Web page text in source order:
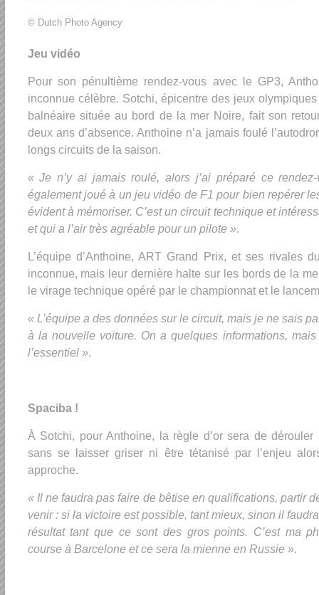
© Dutch Photo Agency
Jeu vidéo
Pour son pénultième rendez-vous avec le GP3,
inconnue célèbre. Sotchi, épicentre des jeux
balnéaire située au bord de la mer Noire, fait son
deux ans d’absence. Anthoine n’a jamais foulé
longs circuits de la saison.
« Je n’y ai jamais roulé, alors j’ai préparé ce
également joué à un jeu vidéo de F1 pour bien repérer
évident à mémoriser. C’est un circuit technique et
et qui a l’air très agréable pour un pilote ».
L’équipe d’Anthoine, ART Grand Prix, et ses rivales
inconnue, mais leur dernière halte sur les bords de la
le virage technique opéré par le championnat et le
« L’équipe a des données sur le circuit, mais je ne sais
à la nouvelle voiture. On a quelques informations,
l’essentiel ».
Spaciba !
À Sotchi, pour Anthoine, la règle d’or sera de
sans se laisser griser ni être tétanisé par l’enjeu
approche.
« Il ne faudra pas faire de bêtise en qualifications, partir
venir : si la victoire est possible, tant mieux, sinon il
résultat tant que ce sont des gros points. C’est ma
course à Barcelone et ce sera la mienne en Russie ».